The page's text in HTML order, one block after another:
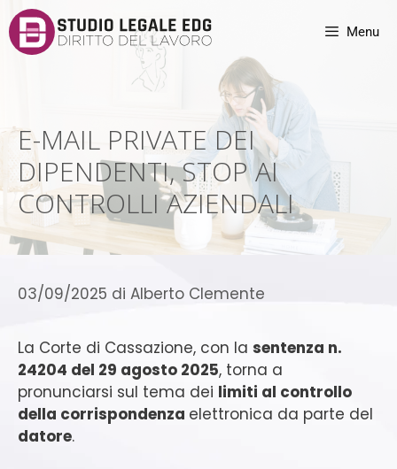
Menu
E-MAIL PRIVATE DEI
DIPENDENTI, STOP AI
CONTROLLI AZIENDALI
03/09/2025 di Alberto Clemente
La Corte di Cassazione, con la sentenza n.
24204 del 29 agosto 2025, torna a
pronunciarsi sul tema dei limiti al controllo
della corrispondenza elettronica da parte del
datore.